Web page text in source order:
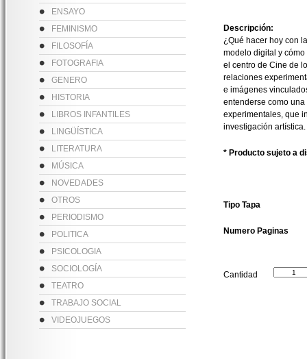
ENSAYO
FEMINISMO
FILOSOFÍA
FOTOGRAFIA
GENERO
HISTORIA
LIBROS INFANTILES
LINGÜÍSTICA
LITERATURA
MÚSICA
NOVEDADES
OTROS
PERIODISMO
POLITICA
PSICOLOGIA
SOCIOLOGÍA
TEATRO
TRABAJO SOCIAL
VIDEOJUEGOS
Descripción:
¿Qué hacer hoy con
modelo digital y
el centro de Cine de
relaciones
e imágenes
entenderse como
experimentales, que
investigación artística.
* Producto sujeto a
Tipo Tapa
Numero Paginas
Cantidad